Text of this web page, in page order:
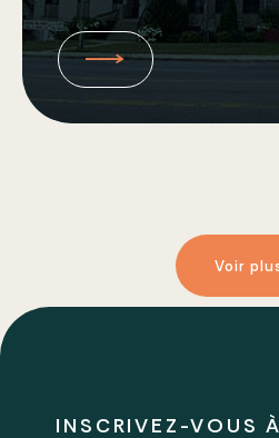
Voir
INSCRIVEZ-VOUS